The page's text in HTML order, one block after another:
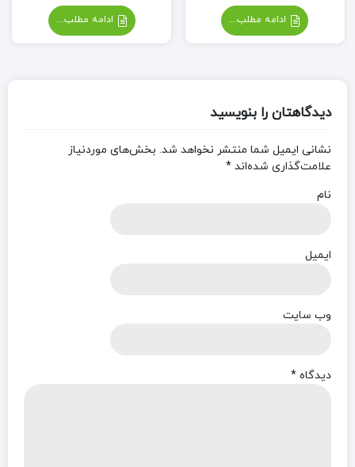
ادامه مطلب... ادامه مطلب...
دیدگاهتان را بنویسید
نشانی ایمیل شما منتشر نخواهد شد. بخش‌های موردنیاز
علامت‌گذاری شده‌اند *
نام
ایمیل
وب‌ سایت
دیدگاه *